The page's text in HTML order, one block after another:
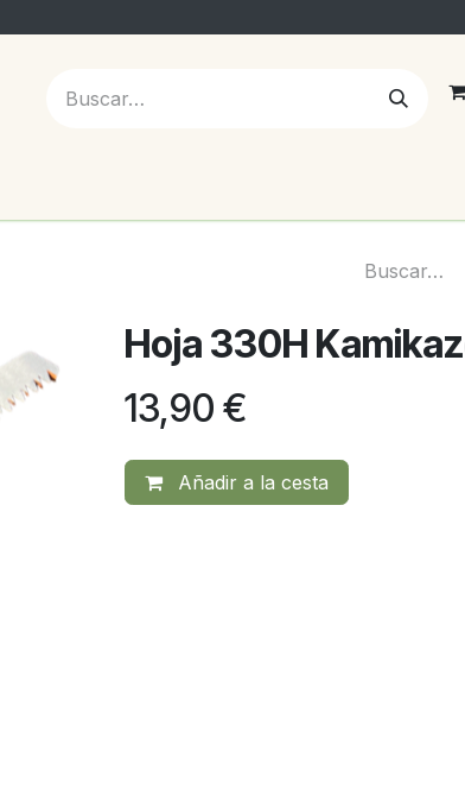
Hoja 330H
13,90 €
Añadir a la cesta